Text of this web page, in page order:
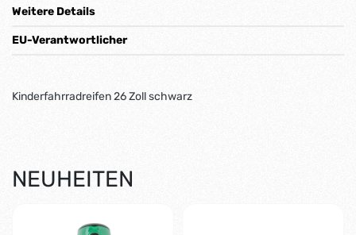
Weitere Details
EU-Verantwortlicher
Kinderfahrradreifen 26 Zoll schwarz
NEUHEITEN